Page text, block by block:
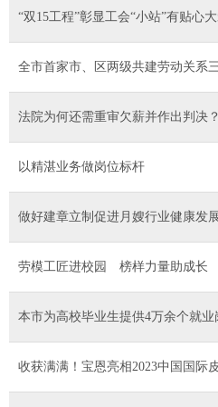
“双15工程”彰显工会“小站”有贴心
全市首家市、区两级共建劳动关系
法院为何还需重审欠薪并作出判决？
以精湛业务做岗位标杆
做好建章立制促进月嫂行业健康发
劳模工匠进校园 榜样力量助成长
本市为高校毕业生提供4万余个就业
收获满满！宝恩亮相2023中国国际